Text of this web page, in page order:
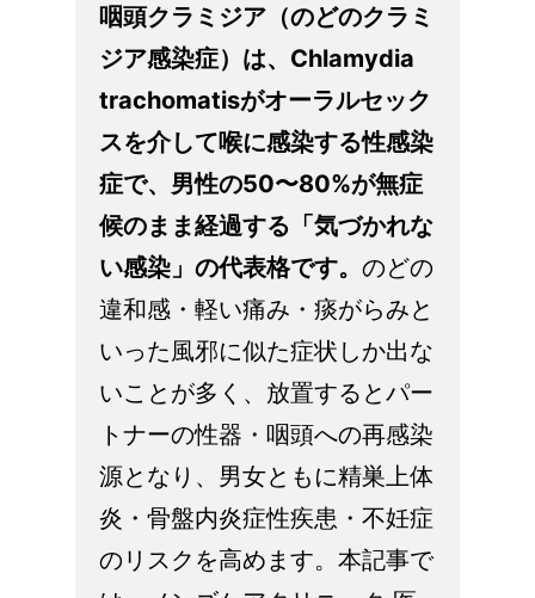
咽頭クラミジア（のどのクラミ
ジア感染症）は、Chlamydia
trachomatisがオーラルセック
スを介して喉に感染する性感染
症で、男性の50〜80%が無症
候のまま経過する「気づかれな
い感染」の代表格です。 のどの
違和感・軽い痛み・痰がらみと
いった風邪に似た症状しか出な
いことが多く、放置するとパー
トナーの性器・咽頭への再感染
源となり、男女ともに精巣上体
炎・骨盤内炎症性疾患・不妊症
のリスクを高めます。本記事で